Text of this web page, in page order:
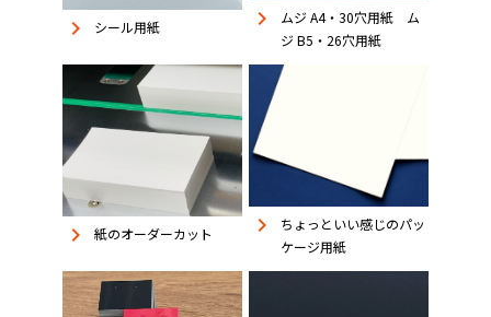
keyboard_arrow_right シール用紙 keyboard_arrow_right
ムジ A4・30穴用紙 ム
ジ B5・26穴用紙
keyboard_arrow_right 紙のオーダーカット keyboard_arrow_right
ちょっといい感じのパッ
ケージ用紙